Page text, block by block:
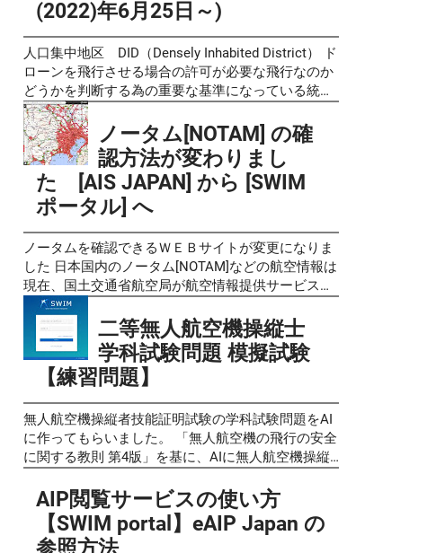
を公開しています。 これらの問題は過去の出題問題
や予想問題ではなく、実際の学科試験と同じく教則
の内容からAIが自動生成したものです。問題の正確
性についてはAIによる生成後に人的チェックも加え
て可能な限り確認しております が、 完全性を保証
するものではありません ので、あらかじめご了承く
ださい。（問題に不備がありましたら 問い合わせフ
ォーム よりご一報いただければ幸いです。） 最新
の無人航空機の飛行の安全に関する教則 新しくでき
た無人航空機操縦者技能証明の制度で「一等無人航
空機操縦士」「二等無人航空機操縦士」の国家試験
の学科の教科書の基になるものです。この教則の内
容や範囲から試験問題も作られるています。 令和7
年(2025年)2月1日に改訂された、 無人航空機の飛行
の安全に関する教則（第４版） は以下にリンクしま
す。 無人航空機の飛行の安全に関する教則（第４
版）
https://www.mlit.go.jp/koku/content/001860311.pdf
！注意！：無人航空機操縦者 技能証明 学科試験の
試験問題は2025年4月17日より、第４版をもとに作
成されるようになりました。 無⼈航空機操縦士の学
科試験の受験の為の学習資料としてのご利用 は下記
の 最新版「第４版」 をご覧ください。 「無人航空
機の飛行の安全に関する教則」（第４版）令和７年
(2025年)２月１日 【教則学習】 学科試験の学習の参
考にされるのは、以下に作成しています。 無人航空
機の飛行の安全に関する教則 第４版 [読み上げ]
https://youtu.be/BOb9h2-Ylgg 無人航空機の飛行の安
全に関する教則 第４版 読み上げ動画
(2022)年6月25日～)
人口集中地区 DID（Densely Inhabited District） ド
ローンを飛行させる場合の許可が必要な飛行なのか
どうかを判断する為の重要な基準になっている統計
データの人口集中地区（DID）データが、 2022年6
月25日から これまで利用していた平成27年版から、
新しい 令和2年版 に、変更になりました。 これまで
人口集中地区でなかった場所でも新たに人口集中地
区とされている場合や、逆にこれまでDID地区であ
った場所でも除外されている場所など、変更されて
いる場合があるので注意が必要です。 日本の国勢調
査において設定される統計上の地区で、 人口密集地
区の英語"Densely Inhabited District"の頭文字を取っ
て「DID」とも呼ばれています。 市区町村の区域内
で人口密度が4,000人/ km² 以上の基本単位区（平成
2年（1990年）以前は調査区）が互いに隣接して人
口が5,000人以上となる地区に設定されます。ただ
し、空港、港湾、工業地帯、公園など都市的傾向の
強い基本単位区は人口密度が低くても人口集中地区
に含まれています。都市的地域と農村的地域の区分
けや、狭義の都市としての市街地の規模を示す指標
として使用されます。 令和2年の国勢調査の結果に
基づく人口集中地区は、国土地理院が提供している
「地理院地図」、および政府統計の総合窓口が提供
している、「地図で見る統計（jSTAT MAP）」を利
用して確認可能です。 情報の内容はは同じですので
使いやすいお好みの物を利用すると良いと思いま
す。 国土地理院 地理院地図 人口集中地区令和２年
ノータム[NOTAM] の確
認方法が変わりまし
た [AIS JAPAN] から [SWIM
ポータル] へ
ノータムを確認できるＷＥＢサイトが変更になりま
した 日本国内のノータム[NOTAM]などの航空情報は
現在、国土交通省航空局が航空情報提供サービス
WEBサイト「 AIS JAPAN - Japan Aeronautical
Information Service Center」
https://aisjapan.mlit.go.jp/ で公開しています。こ
のサービスは、 無料で利用できますが、ユーザー登
録とログインが必要となっています。 しかし、 令
和7(2025)年1月10日より 、新しい航空情報共有基盤
「 SWIM （System-Wide Information
Management）」 https://top.swim.mlit.go.jp/swim/
の運用（登録）が開始されることに伴い、現行の
始 と共に完全に廃止され、新しいSWIM（スイム）
ポータルによる情報サービスへと移行します。現在
AIS JAPANを利用しているユーザーも、この期日ま
でに 改めてSWIM（スイム）ポータルへの登録が必
二等無人航空機操縦士
学科試験問題 模擬試験
【練習問題】
無人航空機操縦者技能証明試験の学科試験問題をAI
に作ってもらいました。 「無人航空機の飛行の安全
に関する教則 第4版」を基に、AIに無人航空機操縦
式で試験問題風クイズを作成してもらいました。 こ
れらの問題は過去の出題問題や予想問題ではなく、
実際の学科試験と同じく教則の内容からAIが自動生
AIP閲覧サービスの使い方
【SWIM portal】eAIP Japan の
参照方法